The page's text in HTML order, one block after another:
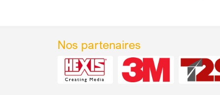
Nos partenaires